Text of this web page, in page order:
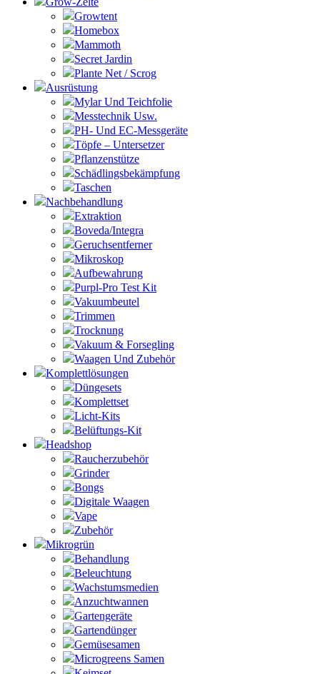
Growtent
Homebox
Mammoth
Secret Jardin
Plante Net / Scrog
Ausrüstung
Mylar Und Teichfolie
Messtechnik Usw.
PH- Und EC-Messgeräte
Töpfe – Untersetzer
Pflanzenstütze
Schädlingsbekämpfung
Taschen
Nachbehandlung
Extraktion
Boveda/Integra
Geruchsentferner
Mikroskop
Aufbewahrung
Purpl-Pro Test Kit
Vakuumbeutel
Trimmen
Trocknung
Vakuum & Forsegling
Waagen Und Zubehör
Komplettlösungen
Düngesets
Komplettset
Licht-Kits
Belüftungs-Kit
Headshop
Raucherzubehör
Grinder
Bongs
Digitale Waagen
Vape
Zubehör
Mikrogrün
Behandlung
Beleuchtung
Wachstumsmedien
Anzuchtwannen
Gartengeräte
Gartendünger
Gemüsesamen
Microgreens Samen